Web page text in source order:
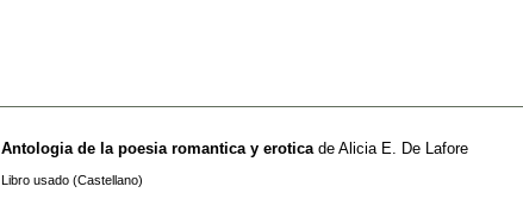
Antologia de la poesia romantica y erotica de Alicia E. De Lafore
Libro usado (Castellano)